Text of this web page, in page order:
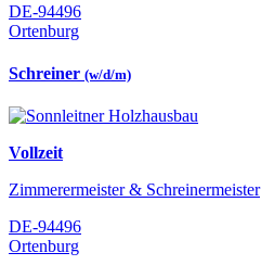
DE-94496
Ortenburg
Schreiner (w/d/m)
Vollzeit
Zimmerermeister & Schreinermeister
DE-94496
Ortenburg